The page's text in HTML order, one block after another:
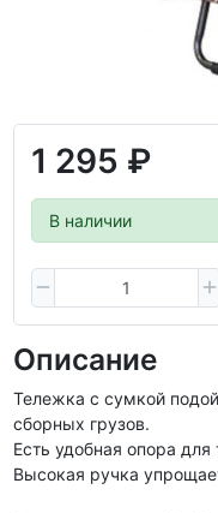
1 295 ₽
В наличии
Описание
Тележка с сумкой
сборных грузов.
Есть удобная опора для
Высокая ручка